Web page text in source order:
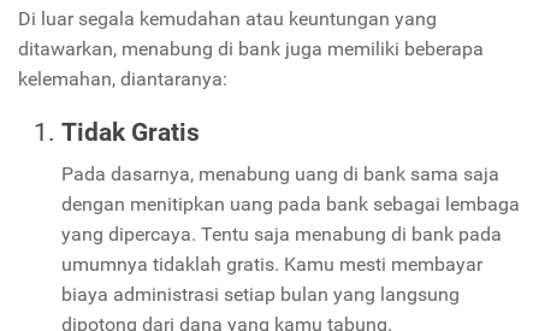
Di luar segala kemudahan atau keuntungan yang
ditawarkan, menabung di bank juga memiliki beberapa
kelemahan, diantaranya:
Tidak Gratis
Pada dasarnya, menabung uang di bank sama saja
dengan menitipkan uang pada bank sebagai lembaga
yang dipercaya. Tentu saja menabung di bank pada
umumnya tidaklah gratis. Kamu mesti membayar
biaya administrasi setiap bulan yang langsung
dipotong dari dana yang kamu tabung.